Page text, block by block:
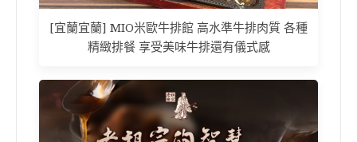
[宜蘭宜蘭] MIO米歐牛排館 高水準牛排肉質 各種
精緻排餐 享受美味牛排還有儀式感